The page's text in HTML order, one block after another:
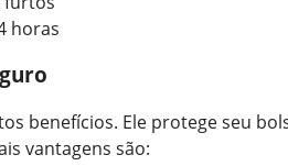
horas
benefícios. Ele protege seu
vantagens são: